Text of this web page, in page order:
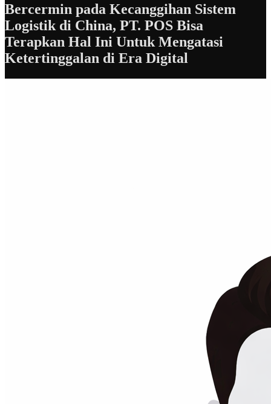
Bercermin pada Kecanggihan Sistem
Logistik di China, PT. POS Bisa
Terapkan Hal Ini Untuk Mengatasi
Ketertinggalan di Era Digital